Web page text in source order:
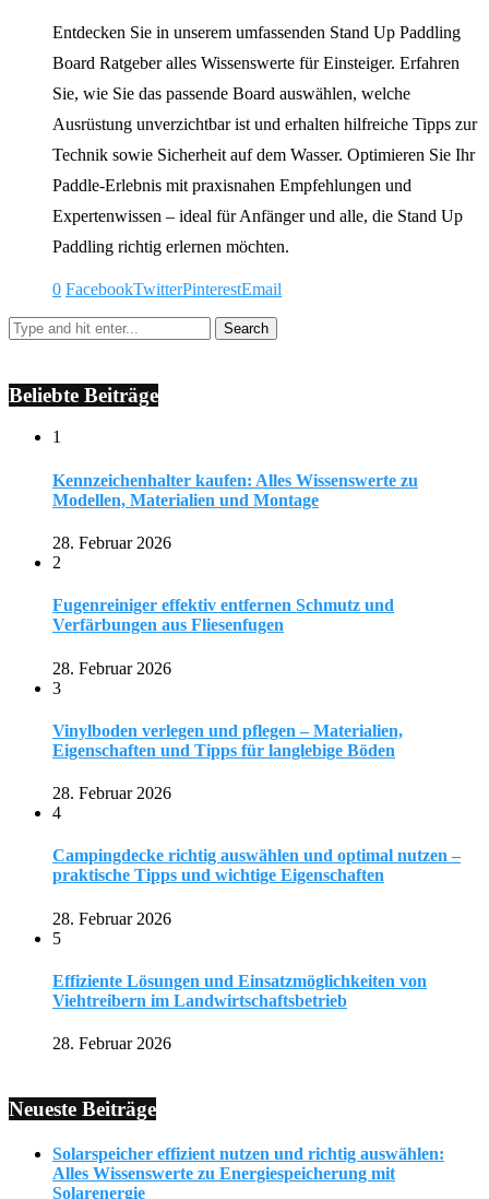
Entdecken Sie in unserem umfassenden Stand Up Paddling
Board Ratgeber alles Wissenswerte für Einsteiger. Erfahren
Sie, wie Sie das passende Board auswählen, welche
Ausrüstung unverzichtbar ist und erhalten hilfreiche Tipps zur
Technik sowie Sicherheit auf dem Wasser. Optimieren Sie Ihr
Paddle-Erlebnis mit praxisnahen Empfehlungen und
Expertenwissen – ideal für Anfänger und alle, die Stand Up
Paddling richtig erlernen möchten.
0 FacebookTwitterPinterestEmail
Beliebte Beiträge
1
Kennzeichenhalter kaufen: Alles Wissenswerte zu
Modellen, Materialien und Montage
28. Februar 2026
2
Fugenreiniger effektiv entfernen Schmutz und
Verfärbungen aus Fliesenfugen
28. Februar 2026
3
Vinylboden verlegen und pflegen – Materialien,
Eigenschaften und Tipps für langlebige Böden
28. Februar 2026
4
Campingdecke richtig auswählen und optimal nutzen –
praktische Tipps und wichtige Eigenschaften
28. Februar 2026
5
Effiziente Lösungen und Einsatzmöglichkeiten von
Viehtreibern im Landwirtschaftsbetrieb
28. Februar 2026
Neueste Beiträge
Solarspeicher effizient nutzen und richtig auswählen:
Alles Wissenswerte zu Energiespeicherung mit
Solarenergie